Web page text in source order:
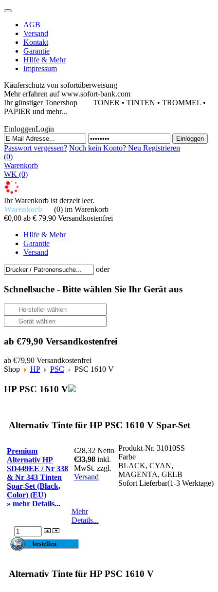
AGB
Versand
Kontakt
Garantie
HIlfe & Mehr
Impressum
Käuferschutz von sofortüberweisung
Mehr erfahren auf www.sofort-bank.com
Ihr günstiger Tonershop TONER • TINTEN • TROMMEL •
PAPIER und mehr...
EinloggenLogin
Passwort vergessen? Noch kein Konto? Neu Registrieren
(0)
Warenkorb
WK (0)
Ihr Warenkorb ist derzeit leer.
Warenkorb
(0) im Warenkorb
€0,00 ab € 79,90 Versandkostenfrei
HIlfe & Mehr
Garantie
Versand
oder
Schnellsuche - Bitte wählen Sie Ihr Gerät aus
ab €79,90 Versandkostenfrei
ab €79,90 Versandkostenfrei
Shop
HP PSC PSC 1610 V
HP PSC 1610 V
Alternativ Tinte für HP PSC 1610 V Spar-Set
Premium
Alternativ HP
SD449EE / Nr 338
& Nr 343 Tinten
Spar-Set (Black,
Color) (EU)
» mehr Details...
€28,32 Netto
€33,98 inkl.
MwSt. zzgl.
Versand
Produkt-Nr. 31010SS
Farbe
BLACK, CYAN,
MAGENTA, GELB
Sofort Lieferbar(1-3 Werktage)
Mehr
Details...
Alternativ Tinte für HP PSC 1610 V